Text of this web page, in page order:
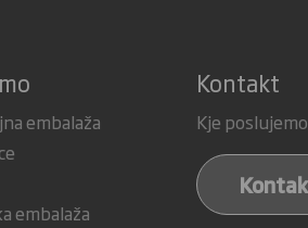
embalaža
embalaža
Kontakt
Kje poslujemo